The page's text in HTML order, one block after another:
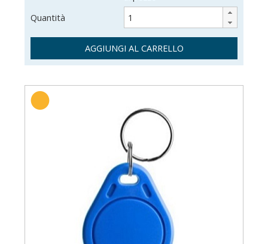
Quantità
AGGIUNGI AL CARRELLO